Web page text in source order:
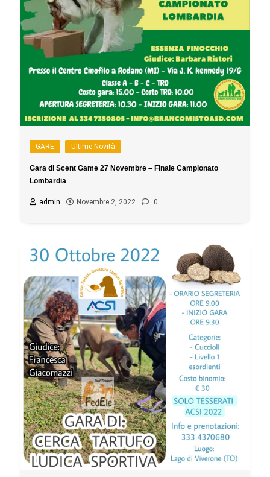
GARE Ultime Novità
Gara di Scent Game 27 Novembre – Finale Campionato
Lombardia
admin Novembre 2, 2022 0